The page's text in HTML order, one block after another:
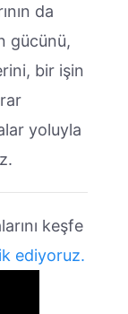
da
gücünü,
bir işin
yoluyla
keşfe
ediyoruz.